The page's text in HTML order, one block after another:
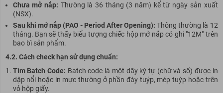
Chưa mở nắp: Thường là 36 tháng (3 năm) kể từ ngày sản xuất
(NSX).
Sau khi mở nắp (PAO - Period After Opening): Thông thường là 12
tháng. Bạn sẽ thấy biểu tượng chiếc hộp mở nắp có ghi "12M" trên
bao bì sản phẩm.
4.2. Cách check hạn sử dụng chuẩn:
Tìm Batch Code: Batch code là một dãy ký tự (chữ và số) được in
dập nổi hoặc in mực thường ở phần đáy tuýp, mép tuýp hoặc trên
vỏ hộp giấy.